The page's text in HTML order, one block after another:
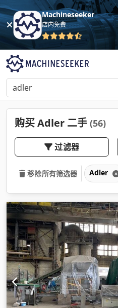
Machineseeker
店内免费
购买 Adler 二手 (56)
过滤器
移除所有筛选器 Adler